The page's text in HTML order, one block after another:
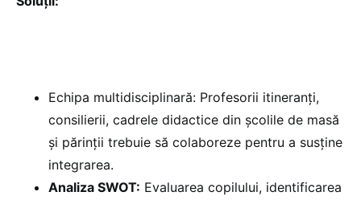
Echipa multidisciplinară: Profesorii itineranți,
consilierii, cadrele didactice din școlile de masă
și părinții trebuie să colaboreze pentru a susține
integrarea.
Analiza SWOT: Evaluarea copilului, identificarea